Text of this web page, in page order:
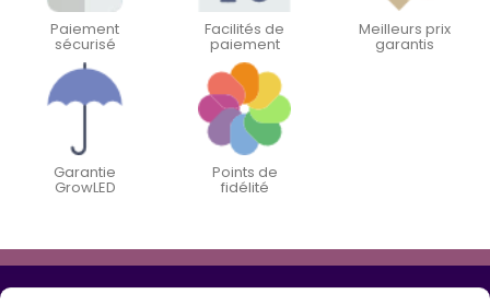
Paiement
sécurisé
Facilités de
paiement
Meilleurs prix
garantis
Garantie
GrowLED
Points de
fidélité